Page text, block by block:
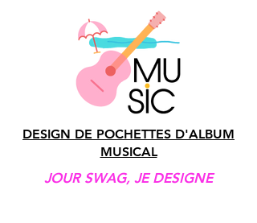
DESIGN DE POCHETTES D'ALBUM
MUSICAL
JOUR SWAG, JE DESIGNE